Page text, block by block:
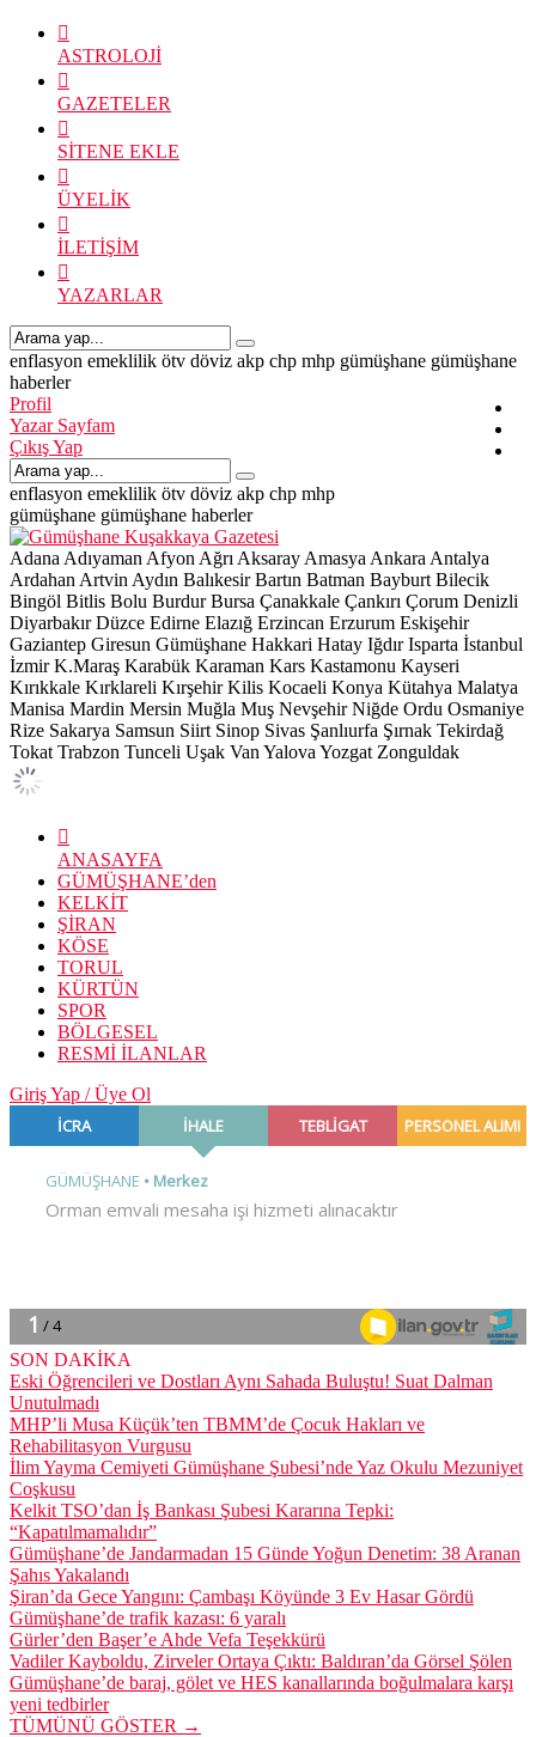
ASTROLOJİ
GAZETELER
SİTENE EKLE
ÜYELİK
İLETİŞİM
YAZARLAR
enflasyon emeklilik ötv döviz akp chp mhp gümüşhane gümüşhane
haberler
Profil
Yazar Sayfam
Çıkış Yap
enflasyon emeklilik ötv döviz akp chp mhp
gümüşhane gümüşhane haberler
Adana Adıyaman Afyon Ağrı Aksaray Amasya Ankara Antalya
Ardahan Artvin Aydın Balıkesir Bartın Batman Bayburt Bilecik
Bingöl Bitlis Bolu Burdur Bursa Çanakkale Çankırı Çorum Denizli
Diyarbakır Düzce Edirne Elazığ Erzincan Erzurum Eskişehir
Gaziantep Giresun Gümüşhane Hakkari Hatay Iğdır Isparta İstanbul
İzmir K.Maraş Karabük Karaman Kars Kastamonu Kayseri
Kırıkkale Kırklareli Kırşehir Kilis Kocaeli Konya Kütahya Malatya
Manisa Mardin Mersin Muğla Muş Nevşehir Niğde Ordu Osmaniye
Rize Sakarya Samsun Siirt Sinop Sivas Şanlıurfa Şırnak Tekirdağ
Tokat Trabzon Tunceli Uşak Van Yalova Yozgat Zonguldak
ANASAYFA
GÜMÜŞHANE’den
KELKİT
ŞİRAN
KÖSE
TORUL
KÜRTÜN
SPOR
BÖLGESEL
RESMİ İLANLAR
Giriş Yap / Üye Ol
SON DAKİKA
Eski Öğrencileri ve Dostları Aynı Sahada Buluştu! Suat Dalman
Unutulmadı
MHP’li Musa Küçük’ten TBMM’de Çocuk Hakları ve
Rehabilitasyon Vurgusu
İlim Yayma Cemiyeti Gümüşhane Şubesi’nde Yaz Okulu Mezuniyet
Coşkusu
Kelkit TSO’dan İş Bankası Şubesi Kararına Tepki:
“Kapatılmamalıdır”
Gümüşhane’de Jandarmadan 15 Günde Yoğun Denetim: 38 Aranan
Şahıs Yakalandı
Şiran’da Gece Yangını: Çambaşı Köyünde 3 Ev Hasar Gördü
Gümüşhane’de trafik kazası: 6 yaralı
Gürler’den Başer’e Ahde Vefa Teşekkürü
Vadiler Kayboldu, Zirveler Ortaya Çıktı: Baldıran’da Görsel Şölen
Gümüşhane’de baraj, gölet ve HES kanallarında boğulmalara karşı
yeni tedbirler
TÜMÜNÜ GÖSTER →